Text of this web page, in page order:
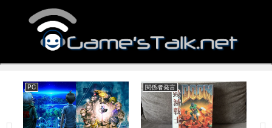
PC 関係者発言